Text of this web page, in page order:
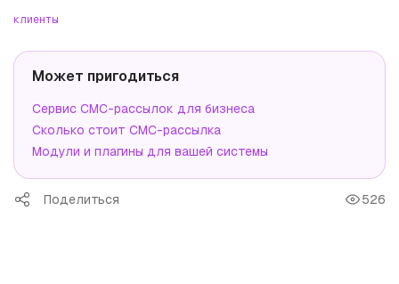
клиенты
Может пригодиться
Сервис СМС-рассылок для бизнеса
Сколько стоит СМС-рассылка
Модули и плагины для вашей системы
Поделиться 526